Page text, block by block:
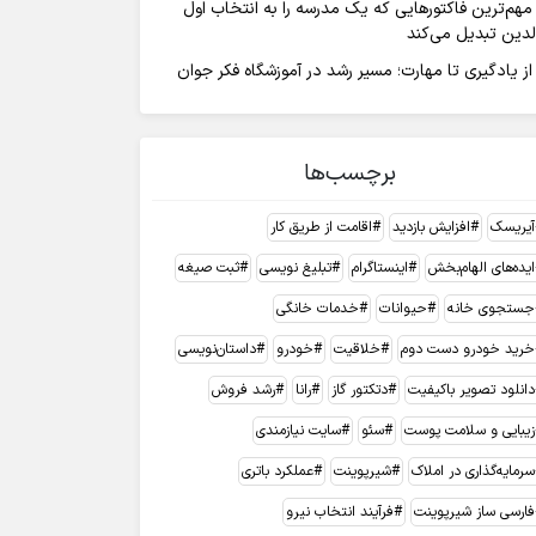
مهم‌ترین فاکتورهایی که یک مدرسه را به انتخاب اول
تبدیل می‌کند
از یادگیری تا مهارت؛ مسیر رشد در آموزشگاه فکر جوان
برچسب‌ها
آیریسک افزایش بازدید
اقامت از طریق کار
ایده‌های الهام‌بخش
اینستاگرام تبلیغ نویسی
ثبت صیغه
جستجوی خانه
حیوانات
خدمات خانگی
خرید خودرو دست دوم
خلاقیت خودرو
داستان‌نویسی
دانلود تصویر باکیفیت
دتکتور گاز رانا
رشد فروش
زیبایی و سلامت پوست
سئو
سایت نیازمندی
سرمایه‌گذاری در املاک
شیرپوینت
عملکرد باتری
فارسی ساز شیرپوینت
فرآیند انتخاب نیرو